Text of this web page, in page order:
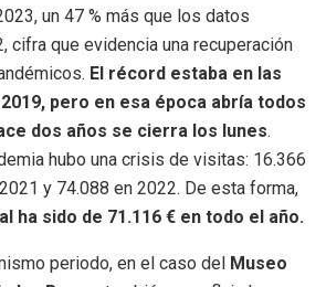
un 47 % más que los datos
cifra que evidencia una recuperación
El récord estaba en las
pero en esa época abría todos
dos años se cierra los lunes.
hubo una crisis de visitas: 16.366
y 74.088 en 2022. De esta forma,
ha sido de 71.116 € en todo el año.
periodo, en el caso del Museo